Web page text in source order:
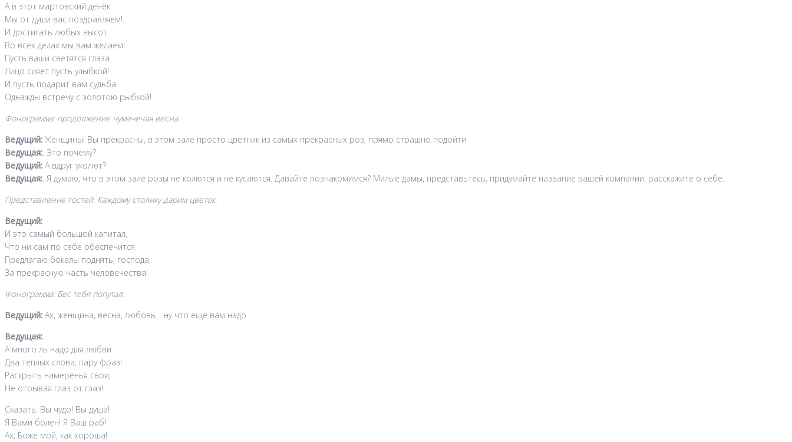
А в этот мартовский денёк
Мы от души вас поздравляем!
И достигать любых высот
Во всех делах мы вам желаем!
Пусть ваши светятся глаза
Лицо сияет пусть улыбкой!
И пусть подарит вам судьба
Однажды встречу с золотою рыбкой!
Фонограмма: продолжение чумачечая весна.
Ведущий: Женщины! Вы прекрасны, в этом зале просто цветник из самых прекрасных роз, прямо страшно подойти
Ведущая:. Это почему?
Ведущий: А вдруг уколют?
Ведущая:. Я думаю, что в этом зале розы не колются и не кусаются. Давайте познакомимся? Милые дамы, представьтесь, придумайте название вашей компании, расскажите о себе.
Представление гостей. Каждому столику дарим цветок.
Ведущий:
И это самый большой капитал,
Что ни сам по себе обеспечится.
Предлагаю бокалы поднять, господа,
За прекрасную часть человечества!
Фонограмма: Бес тебя попутал.
Ведущий: Ах, женщина, весна, любовь… ну что еще вам надо
Ведущая:.
А много ль надо для любви:
Два теплых слова, пару фраз!
Раскрыть намеренья свои,
Не отрывая глаз от глаз!
Сказать: Вы чудо! Вы душа!
Я Вами болен! Я Ваш раб!
Ах, Боже мой, как хороша!